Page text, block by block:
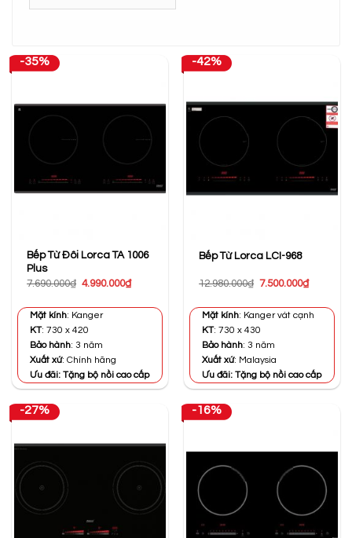
-35%
Bếp Từ Đôi Lorca TA 1006
Plus
7.690.000₫ Giá
7.690.000₫.
4.990.000₫Giá
Mặt kính: Kanger
KT: 730 x 420
Bảo hành: 3 năm
Xuất xứ: Chính hãng
Ưu đãi: Tặng bộ nồi cao cấp
-42%
Bếp Từ Lorca LCI-968
12.980.000₫ Giá
12.980.000₫.
7.500.000₫Giá
là:
Mặt kính: Kanger vát cạnh
KT: 730 x 430
Bảo hành: 3 năm
Xuất xứ: Malaysia
Ưu đãi: Tặng bộ nồi cao cấp
-27% -16%